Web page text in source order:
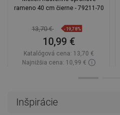
rameno 40 cm čierne - 79211-70
13,70 € -19,78%
10,99 €
Katalógová cena: 13,70 €
Najnižšia cena: 10,99 €
Inšpirácie